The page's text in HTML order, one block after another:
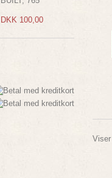
DKK 100,00